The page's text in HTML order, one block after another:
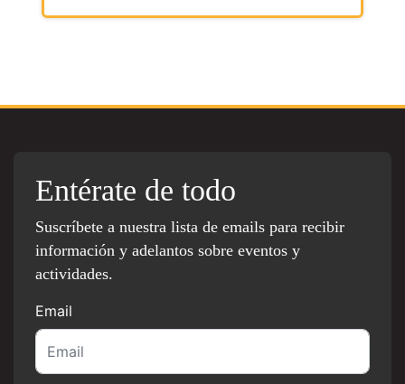
Entérate de todo
Suscríbete a nuestra lista de emails para recibir
información y adelantos sobre eventos y
actividades.
Email